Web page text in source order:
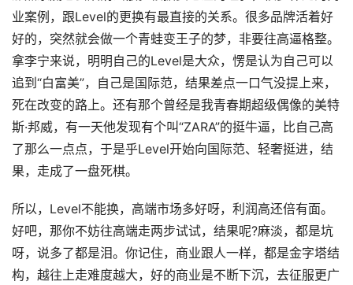
业案例，跟Level的更换有最直接的关系。很多品牌活着好
好的，突然就会做一个青蛙变王子的梦，非要往高逼格整。
拿李宁来说，明明自己的Level是大众，愣是认为自己可以
追到“白富美”，自己是国际范，结果差点一口气没提上来，
死在改变的路上。还有那个曾经是我青春期超级偶像的美特
斯·邦威，有一天他发现有个叫“ZARA”的挺牛逼，比自己高
了那么一点点，于是乎Level开始向国际范、轻奢挺进，结
果，走成了一盘死棋。
所以，Level不能换，高端市场多好呀，利润高还倍有面。
好吧，那你不妨往高端走两步试试，结果呢?麻淡，都是坑
呀，说多了都是泪。你记住，商业跟人一样，都是金字塔结
构，越往上走难度越大，好的商业是不断下沉，去征服更广